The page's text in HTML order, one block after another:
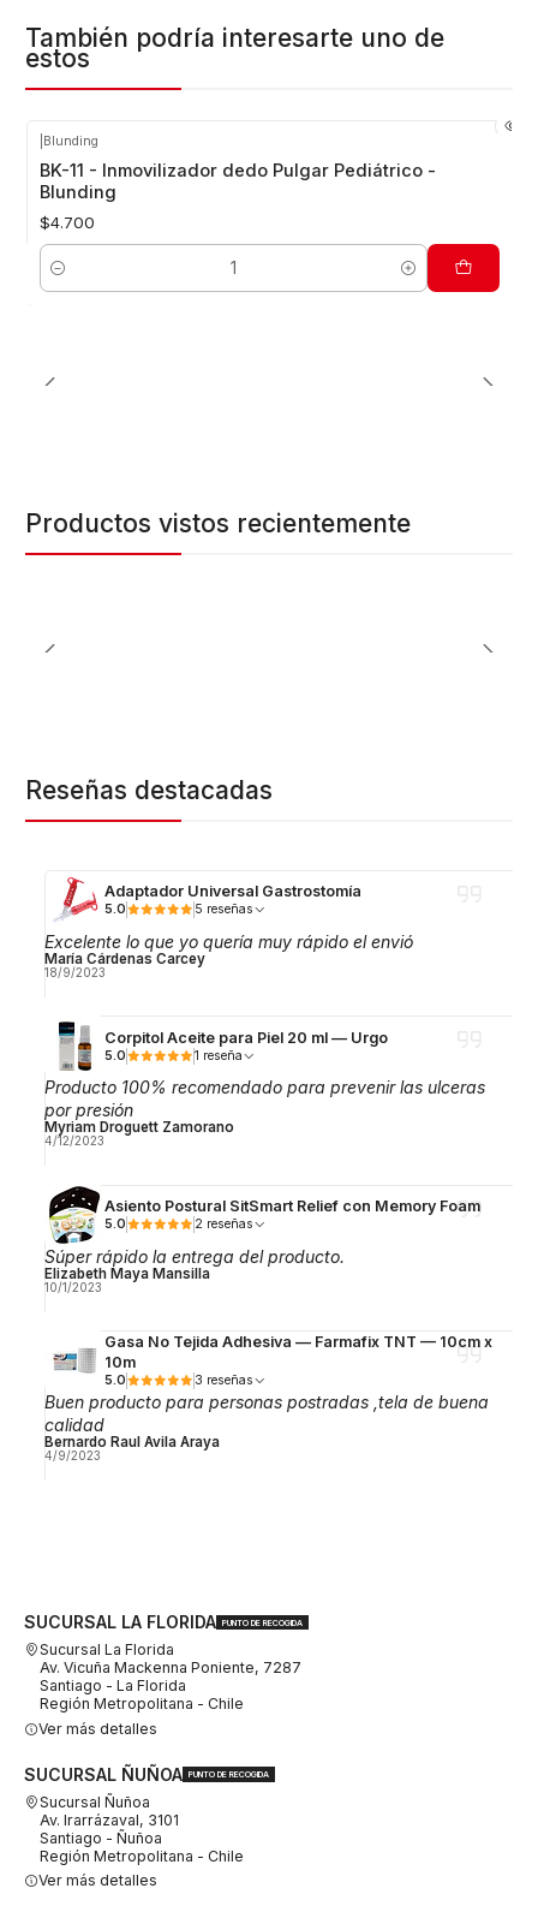
También podría interesarte uno de
estos
Blunding
BK-11 - Inmovilizador dedo Pulgar Pediátrico -
Blunding
$4.700
Cantidad
Productos vistos recientemente
Reseñas destacadas
Adaptador Universal Gastrostomía
5.0 5 reseñas
Excelente lo que yo quería muy rápido el envió
María Cárdenas Carcey
18/9/2023
Corpitol Aceite para Piel 20 ml — Urgo
5.0 1 reseña
Producto 100% recomendado para prevenir las ulceras
por presión
Myriam Droguett Zamorano
4/12/2023
Asiento Postural SitSmart Relief con Memory Foam
5.0 2 reseñas
Súper rápido la entrega del producto.
Elizabeth Maya Mansilla
10/1/2023
Gasa No Tejida Adhesiva — Farmafix TNT — 10cm x
10m
5.0 3 reseñas
Buen producto para personas postradas ,tela de buena
calidad
Bernardo Raul Avila Araya
4/9/2023
SUCURSAL LA FLORIDA PUNTO DE RECOGIDA
Sucursal La Florida
Av. Vicuña Mackenna Poniente, 7287
Santiago - La Florida
Región Metropolitana - Chile
Ver más detalles
SUCURSAL ÑUÑOA PUNTO DE RECOGIDA
Sucursal Ñuñoa
Av. Irarrázaval, 3101
Santiago - Ñuñoa
Región Metropolitana - Chile
Ver más detalles